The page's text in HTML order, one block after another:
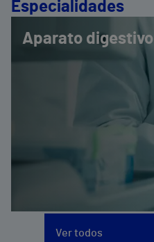
Especialidades
Aparato digestivo
Ver todos